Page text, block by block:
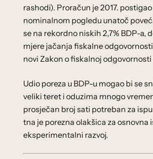
rashodi). Proračun je 2017.
nominalnom pogledu unatoč
se na rekordno niskih 2,7% BDP-a,
mjere jačanja fiskalne
novi Zakon o fiskalnoj odgovornosti
Udio poreza u BDP-u mogao bi se
veliki teret i oduzima mnogo
prosječan broj sati potreban za
tna je porezna olakšica za
eksperimentalni razvoj.